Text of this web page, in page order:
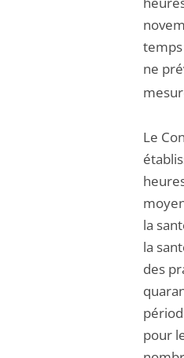
ne
Le
la
la
des
pour